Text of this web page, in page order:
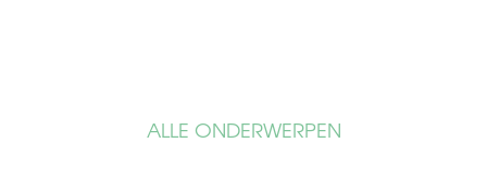
ALLE ONDERWERPEN